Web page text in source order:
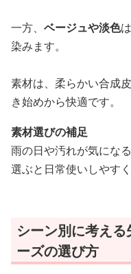
一方、 ベージュや淡色
染みます。
素材は、柔らかい合成
き始めから快適です。
素材選びの補足
雨の日や汚れが気になる
選ぶと日常使いしやすく
シーン別に考え
ーズの選び方